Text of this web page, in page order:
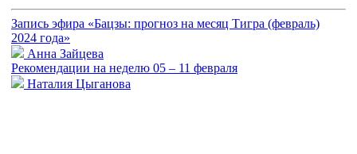
Запись эфира «Бацзы: прогноз на месяц Тигра (февраль)
2024 года»
Анна Зайцева
Рекомендации на неделю 05 – 11 февраля
Наталия Цыганова